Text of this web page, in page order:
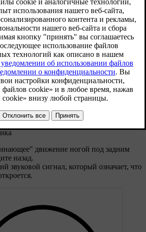
30.03.2026
движение под задним
к отпирается при
любых движений.
быть при вас.
движение ногой под задним
назад.
звуковой сигнал, который означает, что